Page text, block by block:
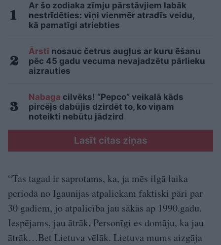
Ar šo zodiaka zīmju pārstāvjiem labāk
nestrīdēties: viņi vienmēr atradīs veidu,
kā pamatīgi atriebties
Ārsti nosauc četrus augļus ar kuru ēšanu
pēc 45 gadu vecuma nevajadzētu pārlieku
aizrauties
Nabaga cilvēks! “Pepco” veikalā kāds
pircējs dabūjis dzirdēt to, ko viņam
noteikti nebūtu jādzird
Lasīt citas ziņas
“Tas tagad ir saprotams, ka, ja mēs ilgā laika
periodā no Igaunijas atpaliekam faktiski pāri par
30 gadiem, jo atpalicība jau sākās ap 1990.gadu.
Iespējams, jau ātrāk. Personīgi es domāju, ka jau
ātrāk…Bet Lietuva vēlāk. Lietuva mums aizgāja